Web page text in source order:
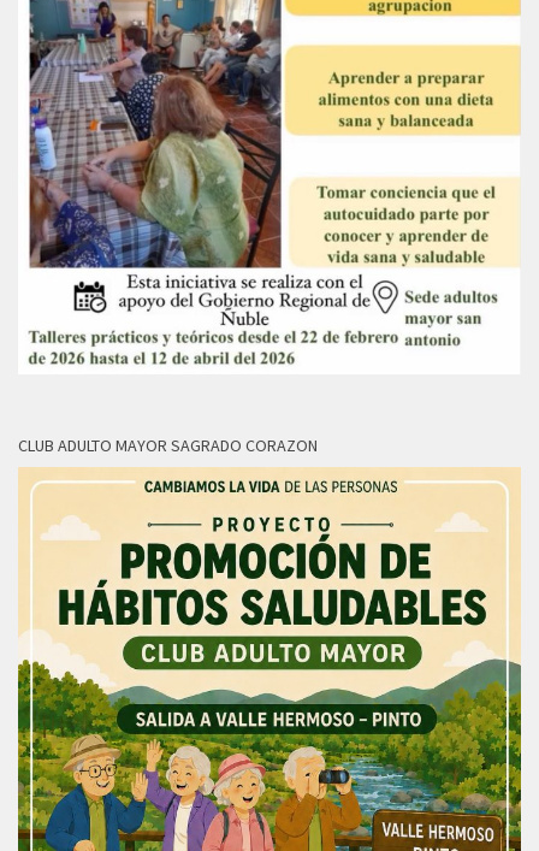
CLUB ADULTO MAYOR SAGRADO CORAZON